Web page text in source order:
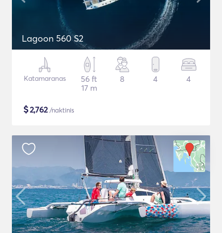
Lagoon 560 S2
Katamaranas
56 ft
17 m
8 4 4
$2,762/naktinis